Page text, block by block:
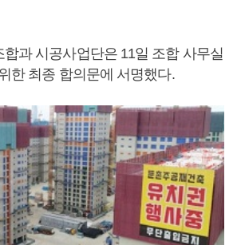
과 시공사업단은 11일 조합 사무실
한 최종 합의문에 서명했다.